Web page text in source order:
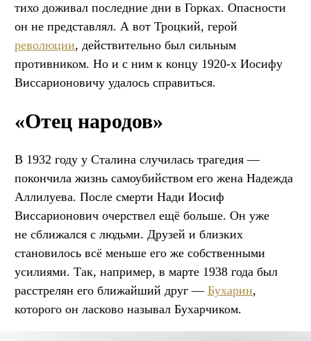
тихо доживал последние дни в Горках. Опасности
он не представлял. А вот Троцкий, герой
революции, действительно был сильным
противником. Но и с ним к концу 1920-х Иосифу
Виссарионовичу удалось справиться.
«Отец народов»
В 1932 году у Сталина случилась трагедия —
покончила жизнь самоубийством его жена Надежда
Аллилуева. После смерти Нади Иосиф
Виссарионович очерствел ещё больше. Он уже
не сближался с людьми. Друзей и близких
становилось всё меньше его же собственными
усилиями. Так, например, в марте 1938 года был
расстрелян его ближайший друг — Бухарин,
которого он ласково называл Бухарчиком.